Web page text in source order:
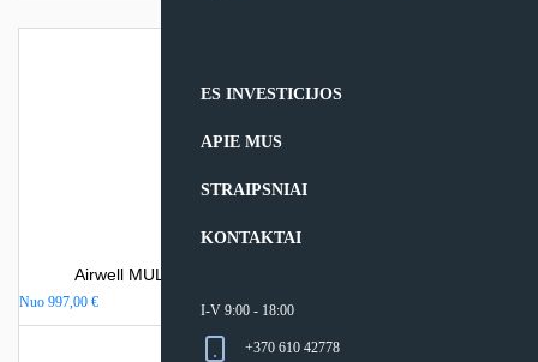
ES INVESTICIJOS
APIE MUS
STRAIPSNIAI
KONTAKTAI
I-V 9:00 - 18:00
+370 610 42778
Airwell MULTI-SPLIT sistemos išorinis blokas ZDAA
Nuo 997,00 €
Turime sandėlyje